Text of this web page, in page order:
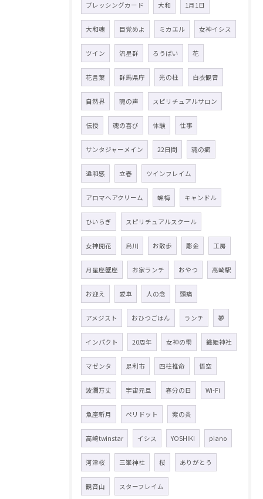
ブレッシングカード 大和 1月1日
大和魂 目覚めよ ミカエル 女神イシス
ツイン 流星群 ろうばい 花
花言葉 群馬県庁 光の柱 白衣観音
自然界 魂の声 スピリチュアルサロン
伝授 魂の喜び 体験 仕事
サンタジャーメイン 22日間 魂の癖
違和感 立春 ツインフレイム
アロマヘアクリーム 蝋梅 キャンドル
ひいらぎ スピリチュアルスクール
女神開花 烏川 お散歩 彫金 工房
月星座蟹座 お家ランチ おやつ 高崎駅
お迎え 愛車 人の念 頭痛
アメジスト おひつごはん ランチ 夢
インパクト 20周年 女神の雫 織姫神社
マゼンタ 足利市 四柱推命 悟空
波瀾万丈 宇宙元旦 春分の日 Wi-Fi
魚座新月 ペリドット 紫の炎
高崎twinstar イシス YOSHIKI piano
河津桜 三峯神社 桜 ありがとう
観音山 スターフレイム